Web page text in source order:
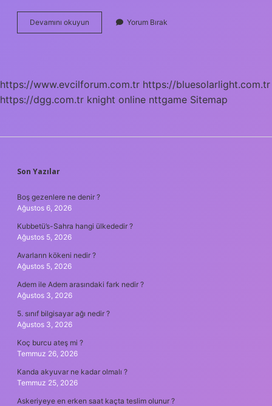
Devamını okuyun Müntehab
Ne
Yorum Bırak
https://www.evcilforum.com.tr https://bluesolarlight.com.tr
https://dgg.com.tr knight online nttgame Sitemap
SIDEBAR
Son Yazılar
Boş gezenlere ne denir ?
Ağustos 6, 2026
Kubbetü’s-Sahra hangi ülkededir ?
Ağustos 5, 2026
Avarların kökeni nedir ?
Ağustos 5, 2026
Adem ile Adem arasındaki fark nedir ?
Ağustos 3, 2026
5. sınıf bilgisayar ağı nedir ?
Ağustos 3, 2026
Koç burcu ateş mi ?
Temmuz 26, 2026
Kanda akyuvar ne kadar olmalı ?
Temmuz 25, 2026
Askeriyeye en erken saat kaçta teslim olunur ?